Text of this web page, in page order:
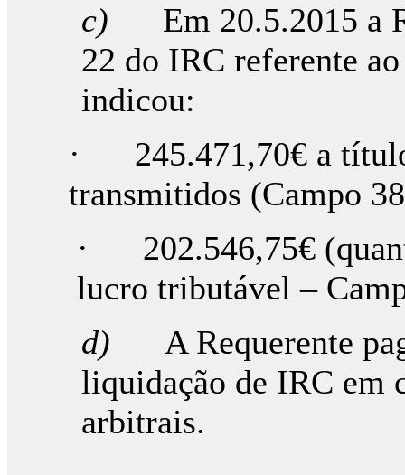
c) Em 20.5.2015 a
22 do IRC referente
indicou:
· 245.471,70€ a
transmitidos (Campo
· 202.546,75€
lucro tributável –
d) A Requerente
liquidação de IRC em
arbitrais.